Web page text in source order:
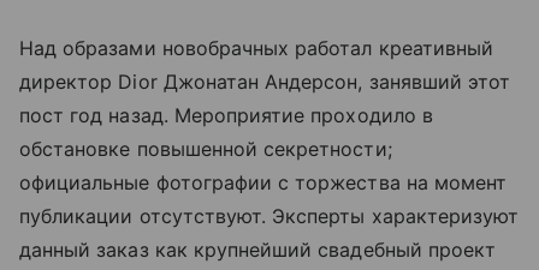
Над образами новобрачных работал креативный
директор Dior Джонатан Андерсон, занявший этот
пост год назад. Мероприятие проходило в
обстановке повышенной секретности;
официальные фотографии с торжества на момент
публикации отсутствуют. Эксперты характеризуют
данный заказ как крупнейший свадебный проект